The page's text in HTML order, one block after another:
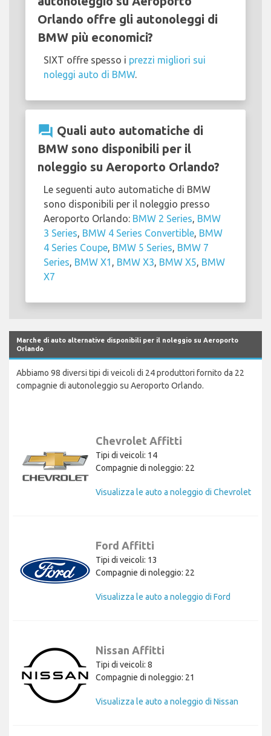
Orlando offre gli autonoleggi di
BMW più economici?
SIXT offre spesso i prezzi migliori sui
noleggi auto di BMW.
question_answer Quali auto automatiche di
BMW sono disponibili per il
noleggio su Aeroporto Orlando?
Le seguenti auto automatiche di BMW
sono disponibili per il noleggio presso
Aeroporto Orlando: BMW 2 Series BMW
3 Series BMW 4 Series Convertible BMW
4 Series Coupe BMW 5 Series BMW 7
Series BMW X1 BMW X3 BMW X5 BMW
X7
Marche di auto alternative disponibili per il noleggio su Aeroporto
Orlando
Abbiamo 98 diversi tipi di veicoli di 24 produttori fornito da 22
compagnie di autonoleggio su Aeroporto Orlando.
Chevrolet Affitti
Tipi di veicoli: 14
Compagnie di noleggio: 22
Visualizza le auto a noleggio di Chevrolet
Ford Affitti
Tipi di veicoli: 13
Compagnie di noleggio: 22
Visualizza le auto a noleggio di Ford
Nissan Affitti
Tipi di veicoli: 8
Compagnie di noleggio: 21
Visualizza le auto a noleggio di Nissan